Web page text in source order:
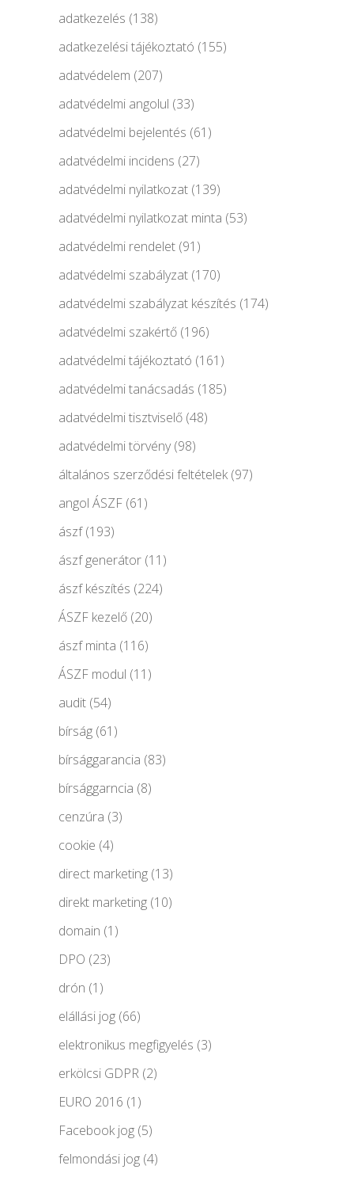
adatkezelés (138)
adatkezelési tájékoztató (155)
adatvédelem (207)
adatvédelmi angolul (33)
adatvédelmi bejelentés (61)
adatvédelmi incidens (27)
adatvédelmi nyilatkozat (139)
adatvédelmi nyilatkozat minta (53)
adatvédelmi rendelet (91)
adatvédelmi szabályzat (170)
adatvédelmi szabályzat készítés (174)
adatvédelmi szakértő (196)
adatvédelmi tájékoztató (161)
adatvédelmi tanácsadás (185)
adatvédelmi tisztviselő (48)
adatvédelmi törvény(98)
általános szerződési feltételek(97)
angol ÁSZF (61)
ászf(193)
ászf generátor (11)
ászf készítés (224)
ÁSZF kezelő (20)
ászf minta (116)
ÁSZF modul (11)
audit (54)
bírság (61)
bírsággarancia (83)
bírsággarncia (8)
cenzúra (3)
cookie (4)
direct marketing (13)
direkt marketing (10)
domain (1)
DPO (23)
drón (1)
elállási jog (66)
elektronikus megfigyelés (3)
erkölcsi GDPR (2)
EURO 2016 (1)
Facebook jog (5)
felmondási jog (4)